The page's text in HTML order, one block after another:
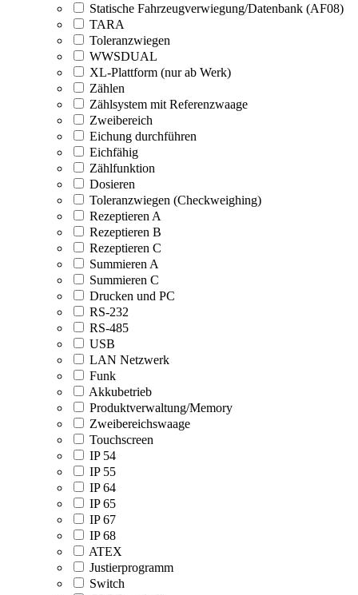
Statische Fahrzeugverwiegung/Datenbank (AF08)
TARA
Toleranzwiegen
WWSDUAL
XL-Plattform (nur ab Werk)
Zählen
Zählsystem mit Referenzwaage
Zweibereich
Eichung durchführen
Eichfähig
Zählfunktion
Dosieren
Toleranzwiegen (Checkweighing)
Rezeptieren A
Rezeptieren B
Rezeptieren C
Summieren A
Summieren C
Drucken und PC
RS-232
RS-485
USB
LAN Netzwerk
Funk
Akkubetrieb
Produktverwaltung/Memory
Zweibereichswaage
Touchscreen
IP 54
IP 55
IP 64
IP 65
IP 67
IP 68
ATEX
Justierprogramm
Switch